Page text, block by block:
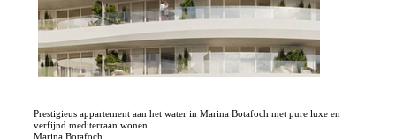
Prestigieus appartement aan het water in Marina Botafoch met pure luxe en
verfijnd mediterraan wonen.
Marina Botafoch